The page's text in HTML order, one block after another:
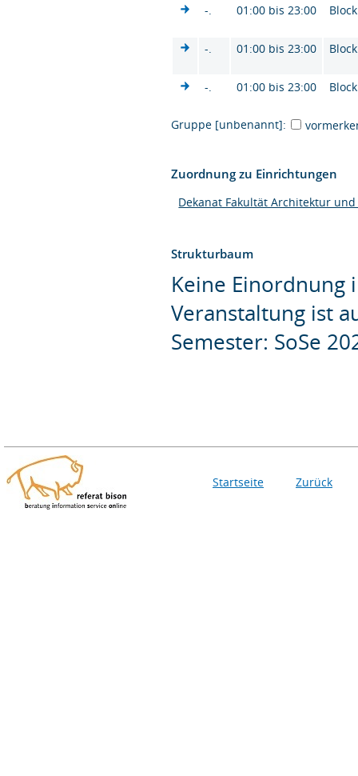
-. 01:00 bis 23:00 Block
-. 01:00 bis 23:00 Block
-. 01:00 bis 23:00 Block
Gruppe [unbenannt]:
Zuordnung zu Einrichtungen
Dekanat Fakultät Architektur
Strukturbaum
Keine Einordnung
Veranstaltung ist
Semester: SoSe
Startseite Zurück